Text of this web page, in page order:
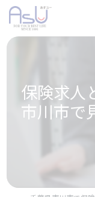
保険求人
市川市で